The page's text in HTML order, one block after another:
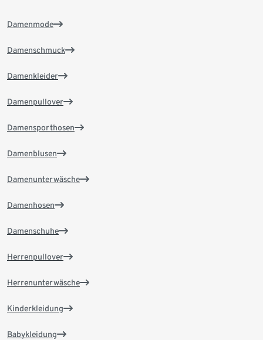
Damenmode
Damenschmuck
Damenkleider
Damenpullover
Damensporthosen
Damenblusen
Damenunterwäsche
Damenhosen
Damenschuhe
Herrenpullover
Herrenunterwäsche
Kinderkleidung
Babykleidung